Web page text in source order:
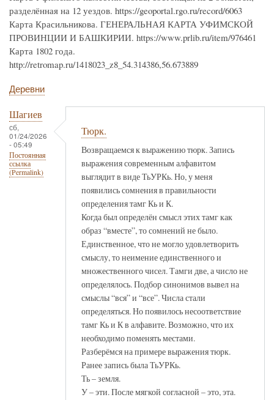
разделённая на 12 уездов. https://geoportal.rgo.ru/record/6063
Карта Красильникова. ГЕНЕРАЛЬНАЯ КАРТА УФИМСКОЙ
ПРОВИНЦИИ И БАШКИРИИ. https://www.prlib.ru/item/976461
Карта 1802 года.
http://retromap.ru/1418023_z8_54.314386,56.673889
Деревни
Шагиев
сб,
01/24/2026
- 05:49
Постоянная
ссылка
(Permalink)
Тюрк.
Возвращаемся к выражению тюрк. Запись
выражения современным алфавитом
выглядит в виде ТьУРКь. Но, у меня
появились сомнения в правильности
определения тамг Кь и К.
Когда был определён смысл этих тамг как
образ “вместе”, то сомнений не было.
Единственное, что не могло удовлетворить
смыслу, то неимение единственного и
множественного чисел. Тамги две, а число не
определялось. Подбор синонимов вывел на
смыслы “вся” и “все”. Числа стали
определяться. Но появилось несоответствие
тамг Кь и К в алфавите. Возможно, что их
необходимо поменять местами.
Разберёмся на примере выражения тюрк.
Ранее запись была ТьУРКь.
Ть – земля.
У – эти. После мягкой согласной – это, эта.